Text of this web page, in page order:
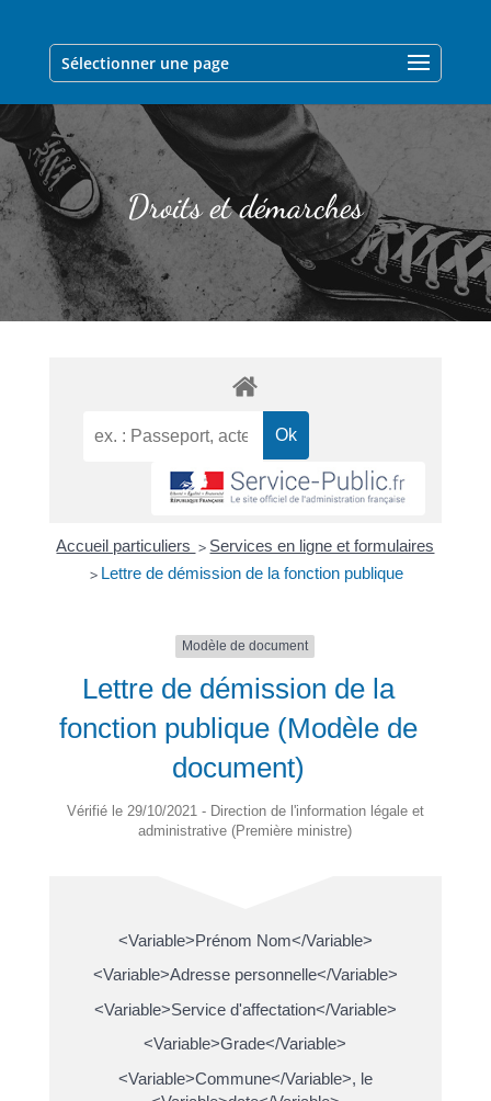
Sélectionner une page
Droits et démarches
Accueil particuliers > Services en ligne et formulaires
> Lettre de démission de la fonction publique
Modèle de document
Lettre de démission de la
fonction publique (Modèle de
document)
Vérifié le 29/10/2021 - Direction de l'information légale et
administrative (Première ministre)
<Variable>Prénom Nom</Variable>
<Variable>Adresse personnelle</Variable>
<Variable>Service d'affectation</Variable>
<Variable>Grade</Variable>
<Variable>Commune</Variable>, le